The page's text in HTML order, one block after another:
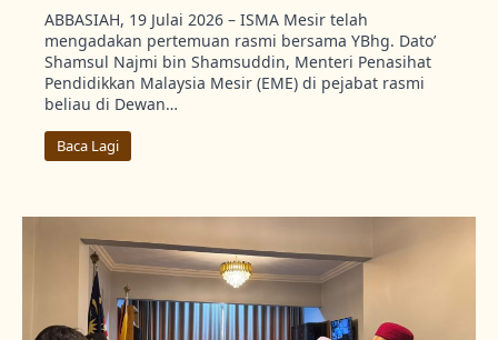
ABBASIAH, 19 Julai 2026 – ISMA Mesir telah
mengadakan pertemuan rasmi bersama YBhg. Dato’
Shamsul Najmi bin Shamsuddin, Menteri Penasihat
Pendidikkan Malaysia Mesir (EME) di pejabat rasmi
beliau di Dewan…
Baca Lagi